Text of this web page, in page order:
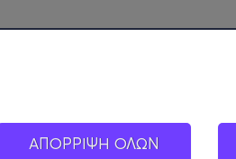
ΑΠΟΡΡΙΨΗ ΟΛΩΝ